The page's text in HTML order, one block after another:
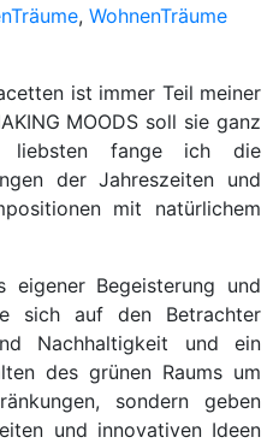
, WohnenTräume
ist immer Teil meiner
MOODS soll sie ganz
liebsten fange ich die
der Jahreszeiten und
mit natürlichem
eigener Begeisterung und
sich auf den Betrachter
Nachhaltigkeit und ein
des grünen Raums um
sondern geben
und innovativen Ideen